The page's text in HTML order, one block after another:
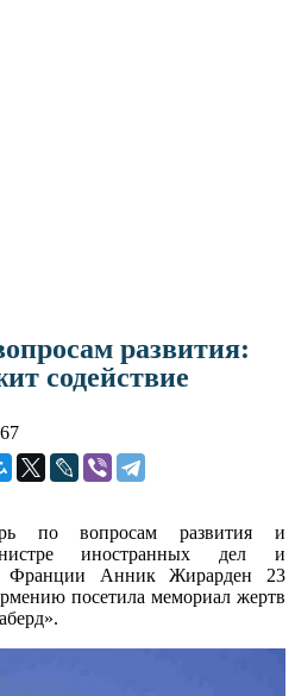
развития:
содействие
по вопросам развития и
иностранных дел и
Франции Анник Жирарден 23
посетила мемориал жертв